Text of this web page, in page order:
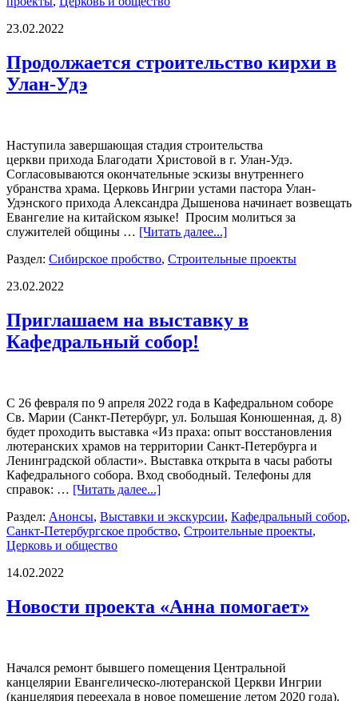
23.02.2022
Продолжается строительство кирхи в
Улан-Удэ
Наступила завершающая стадия строительства
церкви прихода Благодати Христовой в г. Улан-Удэ.
Согласовываются окончательные эскизы внутреннего
убранства храма. Церковь Ингрии устами пастора Улан-
Удэнского прихода Александра Дышенова начинает возвещать
Евангелие на китайском языке! Просим молиться за
служителей общины … [Читать далее...]
Раздел: Сибирское пробство, Строительные проекты
23.02.2022
Приглашаем на выставку в
Кафедральный собор!
С 26 февраля по 9 апреля 2022 года в Кафедральном соборе
Св. Марии (Санкт-Петербург, ул. Большая Конюшенная, д. 8)
будет проходить выставка «Из праха: опыт восстановления
лютеранских храмов на территории Санкт-Петербурга и
Ленинградской области». Выставка открыта в часы работы
Кафедрального собора. Вход свободный. Телефоны для
справок: … [Читать далее...]
Раздел: Анонсы, Выставки и экскурсии, Кафедральный собор,
Санкт-Петербургское пробство, Строительные проекты,
Церковь и общество
14.02.2022
Новости проекта «Анна помогает»
Начался ремонт бывшего помещения Центральной
канцелярии Евангелическо-лютеранской Церкви Ингрии
(канцелярия переехала в новое помещение летом 2020 года).